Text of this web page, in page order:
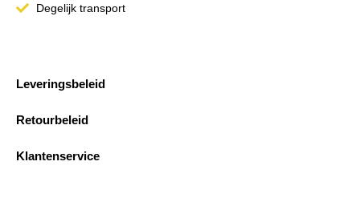
Degelijk transport
Leveringsbeleid
Retourbeleid
Klantenservice